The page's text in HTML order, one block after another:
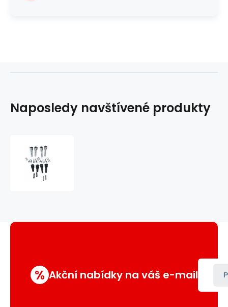
Naposledy navštívené produkty
% Akční nabídky na váš e-mail